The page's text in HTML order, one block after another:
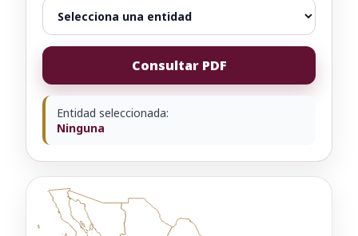
Consultar PDF
Entidad seleccionada:
Ninguna